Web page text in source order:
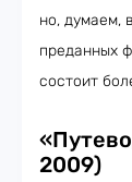
но, думаем,
преданных
состоит
2009)